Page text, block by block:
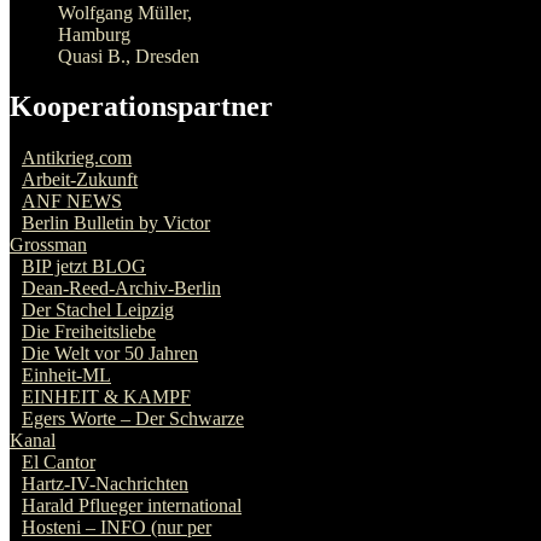
EINHEIT & KAMPF
Egers Worte – Der Schwarze
Hartz-IV-Nachrichten
Harald Pflueger international
eMail)
Informationsstelle
Militarisierung
Infoportal f. antif. Kult. u.
Polit. M/P
INFO-WELT
Israel Büro der R. Luxemburg
Stiftg.
JusticeNow!
Kämpfer und Freunde
der Spanischen Republik
36/39 e.V.
Kommunisten Online †
LINKSNET
Roter Morgen
Sascha Iwanows Welt
Sascha’s Welt
YeniHayat/NeuesLeben